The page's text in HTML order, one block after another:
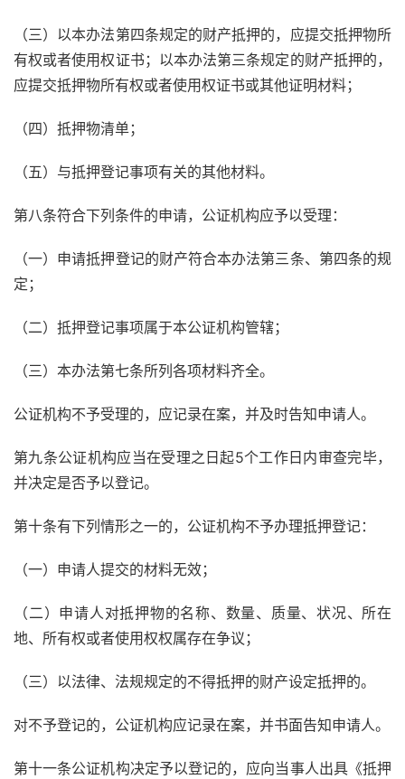
（三）以本办法第四条规定的财产抵押的，应提交抵押物所
有权或者使用权证书；以本办法第三条规定的财产抵押的，
应提交抵押物所有权或者使用权证书或其他证明材料；
（四）抵押物清单；
（五）与抵押登记事项有关的其他材料。
第八条符合下列条件的申请，公证机构应予以受理：
（一）申请抵押登记的财产符合本办法第三条、第四条的规
定；
（二）抵押登记事项属于本公证机构管辖；
（三）本办法第七条所列各项材料齐全。
公证机构不予受理的，应记录在案，并及时告知申请人。
第九条公证机构应当在受理之日起5个工作日内审查完毕，
并决定是否予以登记。
第十条有下列情形之一的，公证机构不予办理抵押登记：
（一）申请人提交的材料无效；
（二）申请人对抵押物的名称、数量、质量、状况、所在
地、所有权或者使用权权属存在争议；
（三）以法律、法规规定的不得抵押的财产设定抵押的。
对不予登记的，公证机构应记录在案，并书面告知申请人。
第十一条公证机构决定予以登记的，应向当事人出具《抵押